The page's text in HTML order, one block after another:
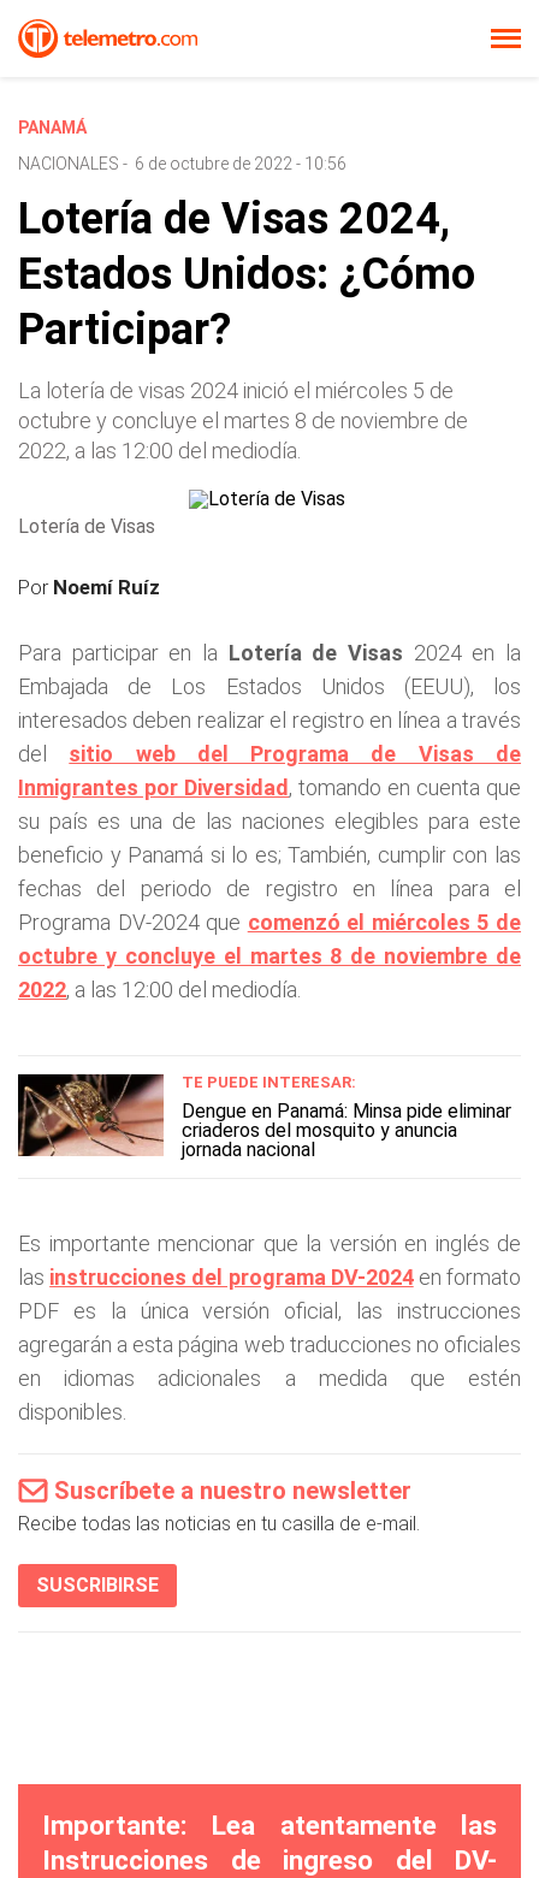
PANAMÁ
NACIONALES - 6 de octubre de 2022 - 10:56
Lotería de Visas 2024,
Estados Unidos: ¿Cómo
Participar?
La lotería de visas 2024 inició el miércoles 5 de
octubre y concluye el martes 8 de noviembre de
2022, a las 12:00 del mediodía.
Lotería de Visas
Por Noemí Ruíz
Para participar en la Lotería de Visas 2024 en la
Embajada de Los Estados Unidos (EEUU), los
interesados deben realizar el registro en línea a través
del sitio web del Programa de Visas de
Inmigrantes por Diversidad , tomando en cuenta que
su país es una de las naciones elegibles para este
beneficio y Panamá si lo es; También, cumplir con las
fechas del periodo de registro en línea para el
Programa DV-2024 que comenzó el miércoles 5 de
octubre y concluye el martes 8 de noviembre de
2022, a las 12:00 del mediodía.
TE PUEDE INTERESAR:
Dengue en Panamá: Minsa pide eliminar
criaderos del mosquito y anuncia
jornada nacional
Es importante mencionar que la versión en inglés de
las instrucciones del programa DV-2024en formato
PDF es la única versión oficial, las instrucciones
agregarán a esta página web traducciones no oficiales
en idiomas adicionales a medida que estén
disponibles.
Suscríbete a nuestro newsletter
Recibe todas las noticias en tu casilla de e-mail.
SUSCRIBIRSE
Importante: Lea atentamente las
Instrucciones de ingreso del DV-